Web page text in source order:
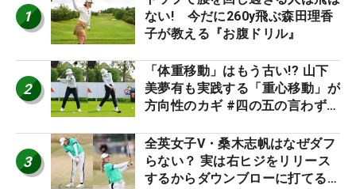
1
ない! 今だに260y飛ぶ森田理香
子が教える『お腹ドリル』
2
「体重移動」はもう古い!? 山下
美夢有も実践する「重心移動」が
方向性のカギ #四の五の言わず振
3
全英女子V・桑木志帆はなぜダフ
らない？ 実は右ヒジをリリース
するからダウンブローに打てる #